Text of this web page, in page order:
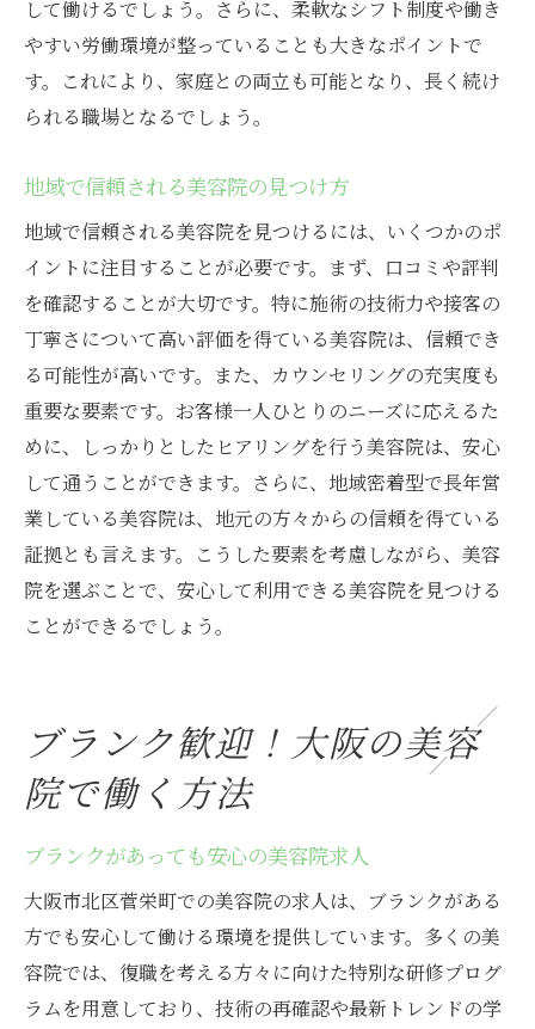
して働けるでしょう。さらに、柔軟なシフト制度や働き
やすい労働環境が整っていることも大きなポイントで
す。これにより、家庭との両立も可能となり、長く続け
られる職場となるでしょう。
地域で信頼される美容院の見つけ方
地域で信頼される美容院を見つけるには、いくつかのポ
イントに注目することが必要です。まず、口コミや評判
を確認することが大切です。特に施術の技術力や接客の
丁寧さについて高い評価を得ている美容院は、信頼でき
る可能性が高いです。また、カウンセリングの充実度も
重要な要素です。お客様一人ひとりのニーズに応えるた
めに、しっかりとしたヒアリングを行う美容院は、安心
して通うことができます。さらに、地域密着型で長年営
業している美容院は、地元の方々からの信頼を得ている
証拠とも言えます。こうした要素を考慮しながら、美容
院を選ぶことで、安心して利用できる美容院を見つける
ことができるでしょう。
ブランク歓迎！大阪の美容
院で働く方法
ブランクがあっても安心の美容院求人
大阪市北区菅栄町での美容院の求人は、ブランクがある
方でも安心して働ける環境を提供しています。多くの美
容院では、復職を考える方々に向けた特別な研修プログ
ラムを用意しており、技術の再確認や最新トレンドの学